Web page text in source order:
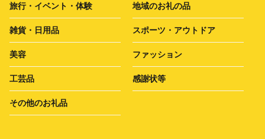
旅行・イベント・体験 地域のお礼の品
雑貨・日用品 スポーツ・アウトドア
美容 ファッション
工芸品 感謝状等
その他のお礼品